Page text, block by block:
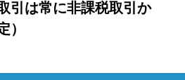
引は常に非課税取引か
）